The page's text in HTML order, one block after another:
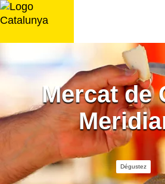
Aller
au
Mercat de
Dégustez